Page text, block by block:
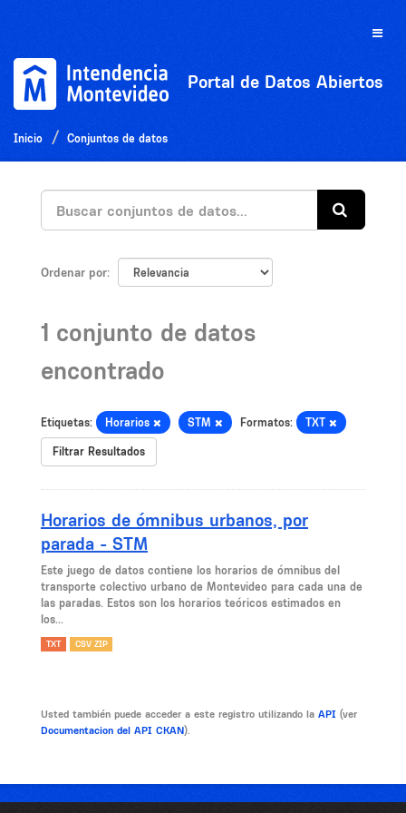
Toggle
Portal de Datos Abiertos
Inicio Conjuntos de datos
Ordenar por
1 conjunto de datos
encontrado
Etiquetas: Horarios STM Formatos: TXT
Filtrar Resultados
Horarios de ómnibus urbanos, por
parada - STM
Este juego de datos contiene los horarios de ómnibus del
transporte colectivo urbano de Montevideo para cada una de
las paradas. Estos son los horarios teóricos estimados en
los...
TXT CSV ZIP
Usted también puede acceder a este registro utilizando la API (ver
Documentacion del API CKAN).